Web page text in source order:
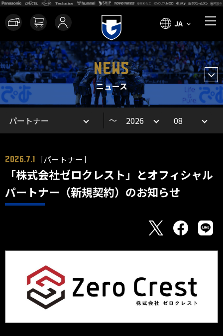
JA
NEWS
ニュース
～
2026.7.1 ［パートナー］
「株式会社ゼロクレスト」とオフィシャル
パートナー（新規契約）のお知らせ